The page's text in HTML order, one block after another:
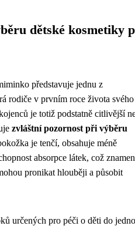
dětské kosmetiky
představuje jednu z
rodiče v prvním roce života
je totiž podstatně citlivější
zvláštní pozornost při výběru
je tenčí, obsahuje méně
absorpce látek, což
pronikat hlouběji a působit
určených pro péči o děti do